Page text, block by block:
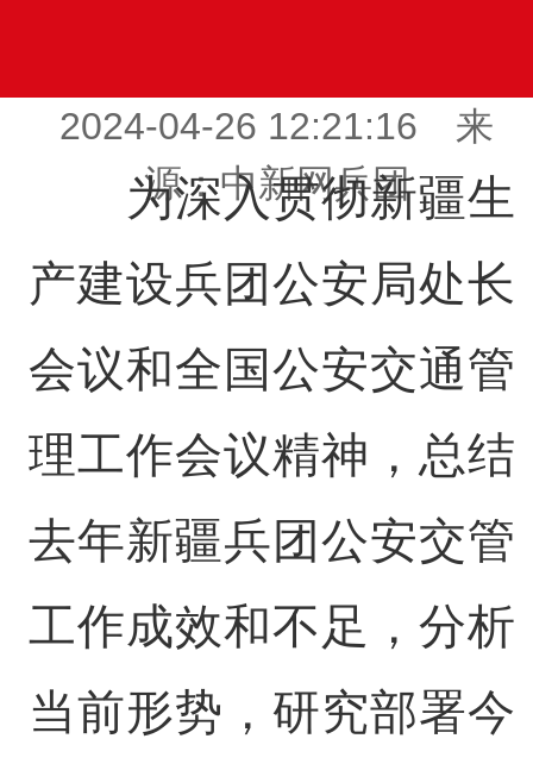
2024-04-26 12:21:16 来
源：中新网兵团
为深入贯彻新疆生
产建设兵团公安局处长
会议和全国公安交通管
理工作会议精神，总结
去年新疆兵团公安交管
工作成效和不足，分析
当前形势，研究部署今